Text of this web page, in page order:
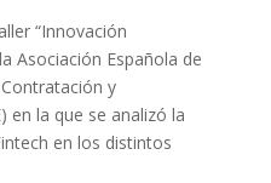
“Innovación
Asociación Española de
y
en la que se analizó la
en los distintos